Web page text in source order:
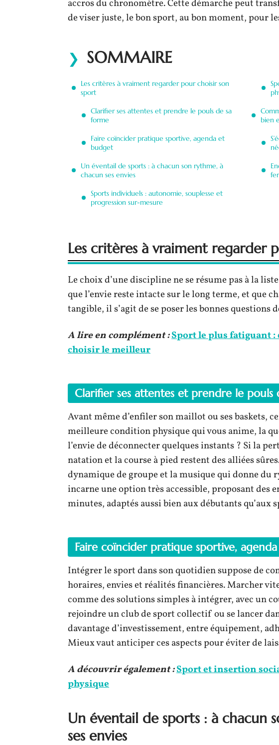
accros du chronomètre. Cette démarche peut
de viser juste, le bon sport, au bon moment, pour
SOMMAIRE
Les critères à vraiment regarder pour choisir son
sport
Clarifier ses attentes et prendre le pouls de sa
forme
Faire coïncider pratique sportive, agenda et
budget
Un éventail de sports : à chacun son rythme, à
chacun ses envies
Sports individuels : autonomie, souplesse et
progression sur-mesure
bien
Les critères à vraiment regarder
Le choix d’une discipline ne se résume pas à la
que l’envie reste intacte sur le long terme, et que
tangible, il s’agit de se poser les bonnes questions
A lire en complément :Sport le plus fatiguant
choisir le meilleur
Clarifier ses attentes et prendre le pouls
Avant même d’enfiler son maillot ou ses baskets,
meilleure condition physique qui vous anime, la
l’envie de déconnecter quelques instants ? Si la
natation et la course à pied restent des alliées
dynamique de groupe et la musique qui donne du
incarne une option très accessible, proposant des
minutes, adaptés aussi bien aux débutants qu’aux
Faire coïncider pratique sportive,
Intégrer le sport dans son quotidien suppose de
horaires, envies et réalités financières. Marcher
comme des solutions simples à intégrer, avec un
rejoindre un club de sport collectif ou se lancer
davantage d’investissement, entre équipement,
Mieux vaut anticiper ces aspects pour éviter de
A découvrir également :Sport et insertion
physique
Un éventail de sports : à chacun
ses envies